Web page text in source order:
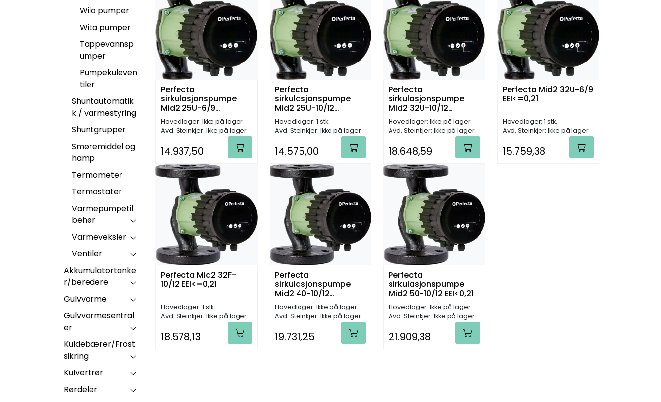
Wilo pumper
Wita pumper
Tappevannsp
umper
Pumpekuleven
tiler
Shuntautomatik
k / varmestyring
Shuntgrupper
Smøremiddel og
hamp
Termometer
Termostater
Varmepumpetil
behør
Varmeveksler
Ventiler
Akkumulatortanke
r/beredere
Gulvvarme
Gulvvarmesentral
er
Kuldebærer/Frost
sikring
Kulvertrør
Rørdeler
Perfecta
sirkulasjonspumpe
Mid2 25U-6/9
EEI<=0,21
Hovedlager: Ikke på lager
Avd. Steinkjer: Ikke på lager
14.937,50
Perfecta
sirkulasjonspumpe
Mid2 25U-10/12
EEI<=0,21
Hovedlager: 1 stk.
Avd. Steinkjer: Ikke på lager
14.575,00
Perfecta
sirkulasjonspumpe
Mid2 32U-10/12
EEI<=0,21
Hovedlager: Ikke på lager
Avd. Steinkjer: Ikke på lager
18.648,59
Perfecta Mid2 32U-6/9
EEI<=0,21
Hovedlager: 1 stk.
Avd. Steinkjer: Ikke på lager
15.759,38
Perfecta Mid2 32F-
10/12 EEI<=0,21
Hovedlager: 1 stk.
Avd. Steinkjer: Ikke på lager
18.578,13
Perfecta
sirkulasjonspumpe
Mid2 40-10/12
EEI<=0,21
Hovedlager: Ikke på lager
Avd. Steinkjer: Ikke på lager
19.731,25
Perfecta
sirkulasjonspumpe
Mid2 50-10/12 EEI<0,21
Hovedlager: Ikke på lager
Avd. Steinkjer: Ikke på lager
21.909,38